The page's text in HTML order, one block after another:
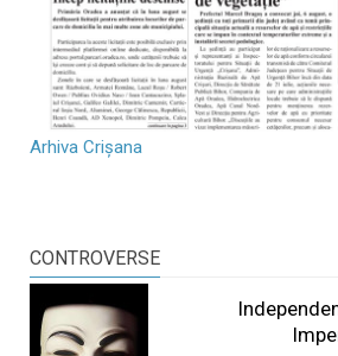
Arhiva Crișana
CONTROVERSE